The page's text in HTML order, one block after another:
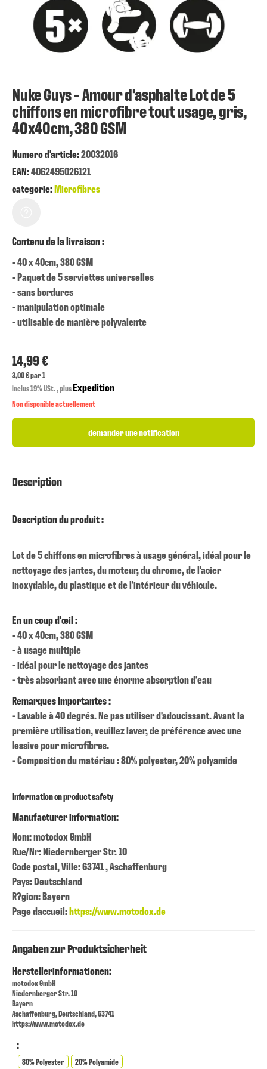
Nuke Guys - Amour d'asphalte Lot de 5
chiffons en microfibre tout usage, gris,
40x40cm, 380 GSM
Numero d'article:20032016
EAN:4062495026121
categorie:Microfibres
Contenu de la livraison :
- 40 x 40cm, 380 GSM
- Paquet de 5 serviettes universelles
- sans bordures
- manipulation optimale
- utilisable de manière polyvalente
14,99 €
3,00 € par 1
inclus 19% USt. , plusExpedition
Non disponible actuellement
demander une notification
Description
Description du produit :
Lot de 5 chiffons en microfibres à usage général, idéal pour le
nettoyage des jantes, du moteur, du chrome, de l'acier
inoxydable, du plastique et de l'intérieur du véhicule.
En un coup d'œil :
- 40 x 40cm, 380 GSM
- à usage multiple
- idéal pour le nettoyage des jantes
- très absorbant avec une énorme absorption d'eau
Remarques importantes :
- Lavable à 40 degrés. Ne pas utiliser d'adoucissant. Avant la
première utilisation, veuillez laver, de préférence avec une
lessive pour microfibres.
- Composition du matériau : 80% polyester, 20% polyamide
Information on product safety
Manufacturer information:
Nom: motodox GmbH
Rue/Nr: Niedernberger Str. 10
Code postal, Ville: 63741 , Aschaffenburg
Pays: Deutschland
R?gion: Bayern
Page daccueil:https://www.motodox.de
Angaben zur Produktsicherheit
Herstellerinformationen:
motodox GmbH
Niedernberger Str. 10
Bayern
Aschaffenburg, Deutschland, 63741
https://www.motodox.de
:
80% Polyester 20% Polyamide